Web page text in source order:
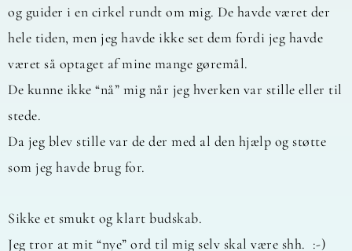
og guider i en cirkel rundt om mig. De havde været der
hele tiden, men jeg havde ikke set dem fordi jeg havde
været så optaget af mine mange gøremål.
De kunne ikke “nå” mig når jeg hverken var stille eller til
stede.
Da jeg blev stille var de der med al den hjælp og støtte
som jeg havde brug for.
Sikke et smukt og klart budskab.
Jeg tror at mit “nye” ord til mig selv skal være shh. :-)